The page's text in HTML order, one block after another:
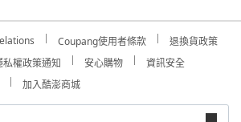
Coupang使用者條款
退換貨政策
私權政策通知 安心購物
資訊安全
加入酷澎商城